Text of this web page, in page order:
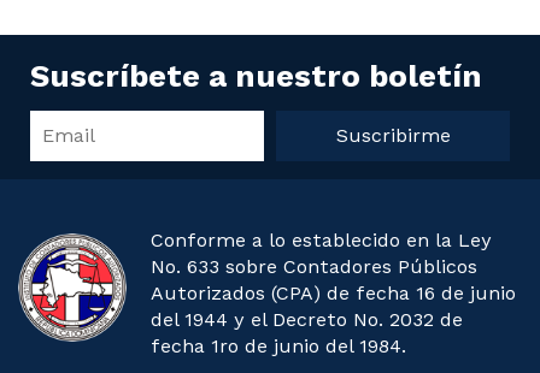
Suscríbete a nuestro boletín
Suscribirme
Conforme a lo establecido en la Ley
No. 633 sobre Contadores Públicos
Autorizados (CPA) de fecha 16 de junio
del 1944 y el Decreto No. 2032 de
fecha 1ro de junio del 1984.